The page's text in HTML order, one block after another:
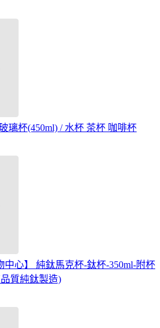
璃杯(450ml) / 水杯 茶杯 咖啡杯
中心】 純鈦馬克杯-鈦杯-350ml-附杯
質純鈦製造)